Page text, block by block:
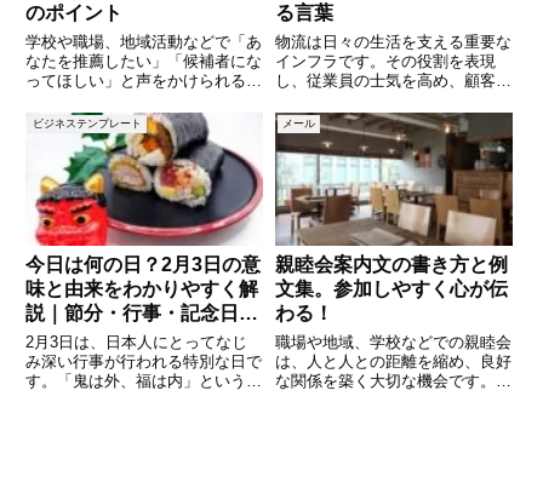
のポイント
学校や職場、地域活動などで「あ
なたを推薦したい」「候補者にな
ってほしい」と声をかけられるこ
すが、事情によって受けられない
場合も少なくありません。しか
し、断り方を間違えると「冷たい
人だ」「頼りにならない」と誤解
さ
る言葉
物流は日々の生活を支える重要な
インフラです。その役割を表現
し、従業員の士気を高め、顧客に
企業の顔ともいえる存在です。本
記事では、物流に関するスローガ
ンの例を20個紹介します。さら
に、スローガン作成のコツや、活
用
ビジネステンプレート
今日は何の日？2月3日の意
味と由来をわかりやすく解
説｜節分・行事・記念日ま
とめ
2月3日は、日本人にとってなじ
み深い行事が行われる特別な日で
す。「鬼は外、福は内」という掛
メール
親睦会案内文の書き方と例
文集。参加しやすく心が伝
わる！
職場や地域、学校などでの親睦会
は、人と人との距離を縮め、良好
な関係を築く大切な機会です。そ